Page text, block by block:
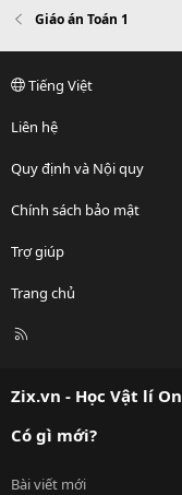
Giáo án Toán 1
Tiếng Việt
Liên hệ
Quy định và Nội quy
Chính sách bảo mật
Trợ giúp
Trang chủ
R
Zix.vn - Học Vật lí
Có gì mới?
Bài viết mới